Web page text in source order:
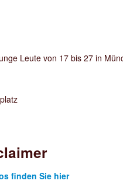
Leute von 17 bis 27 in
finden Sie hier